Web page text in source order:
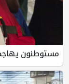
مستوطنون